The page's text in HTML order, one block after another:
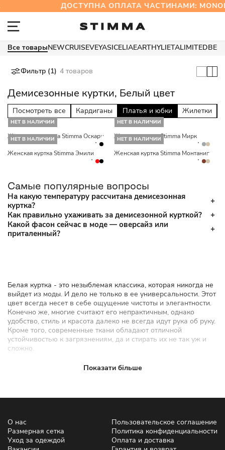
ДОСТУПНА ОПЛАТА ЧАСТИНАМИ:
Все товарыNEWCRUISEVEYASICELIAEARTHYLIETALIMITED
Фильтр (1) 4 товаров
Демисезонные куртки, Белый цвет
Посмотреть все Кардиганы Платья и юбки Жилетки
НЕТ В НАЛИЧИИ
Женская ветровка Stimma Оскари
НЕТ В НАЛИЧИИ
Женская куртка Stimma Мирк
НЕТ В НАЛИЧИИ
Женская куртка Stimma Эмили
НЕТ В НАЛИЧИИ
Женская куртка Stimma Монтания
Самые популярные вопросы
На какую температуру рассчитана демисезонная
куртка?
Как правильно ухаживать за демисезонной курткой?
Какой фасон сейчас в моде — оверсайз или
приталенный?
Белая куртка - это незыблемая классика, которая никогда не
выйдет из моды. И дело не только в ее универсальности. Этот
цвет всегда несет в себе ощущение чистоты и элегантности.
Конечно же, многие считают его непрактичным, однако
удобство, стиль и красота далеко не всегда идут рука об руку.
Кроме того, современные ткани обладают отличной
устойчивостью к загрязнениям, да и стирать их не так уж и
сложно.
Купить белую женскую куртку можно на сайте интернет-
Белая женская куртка: дизайн и
стиль
Показати більше
О нас
Размерная сетка
Уход за одеждой
Пользовательское соглашение
Политика конфиденциальности
Оплата и доставка